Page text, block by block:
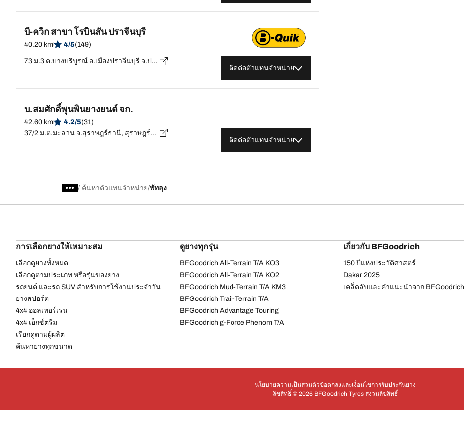
บี-ควิก สาขา โรบินสัน ปราจีนบุรี
40.20 km 4/5(149)
73 ม.3 ต.บางบริบูรณ์ อ.เมืองปราจีนบุรี จ.ปราจีนบุรี, ปราจีนบุรี - 25000
ติดต่อตัวแทนจำหน่าย
บ.สมศักดิ์พุนพินยางยนต์ จก.
42.60 km 4.2/5(31)
37/2 ม.ต.มะลวน จ.สุราษฎร์ธานี, สุราษฎร์ธานี - 84130
ติดต่อตัวแทนจำหน่าย
/ ค้นหาตัวแทนจำหน่าย พัทลุง
การเลือกยางให้เหมาะสม
เลือกดูยางทั้งหมด
เลือกดูตามประเภท หรือรุ่นของยาง
รถยนต์ และรถ SUV สำหรับการใช้งานประจำวัน
ยางสปอร์ต
4x4 ออลเทอร์เรน​
4x4 เอ็กซ์ตรีม​
เรียกดูตามผู้ผลิต
ค้นหายางทุกขนาด
ดูยางทุกรุ่น
BFGoodrich All-Terrain T/A KO3
BFGoodrich All-Terrain T/A KO2
BFGoodrich Mud-Terrain T/A KM3
BFGoodrich Trail-Terrain T/A
BFGoodrich Advantage Touring
BFGoodrich g-Force Phenom T/A
เกี่ยวกับ BFGoodrich
150 ปีแห่งประวัติศาสตร์
Dakar 2025
เคล็ดลับและคำแนะนำจาก BFGoodrich
นโยบายความเป็นส่วนตัวข้อตกลงและเงื่อนไขการรับประกันยาง
ลิขสิทธิ์ © 2026 BFGoodrich Tyres สงวนลิขสิทธิ์